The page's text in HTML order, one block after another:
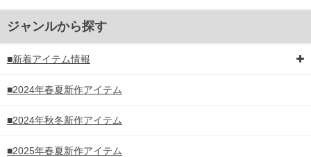
ジャンルから探す
■新着アイテム情報
■2024年春夏新作アイテム
■2024年秋冬新作アイテム
■2025年春夏新作アイテム